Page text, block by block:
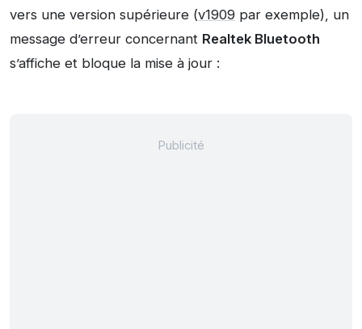
vers une version supérieure (v1909 par exemple), un
message d’erreur concernant Realtek Bluetooth
s’affiche et bloque la mise à jour :